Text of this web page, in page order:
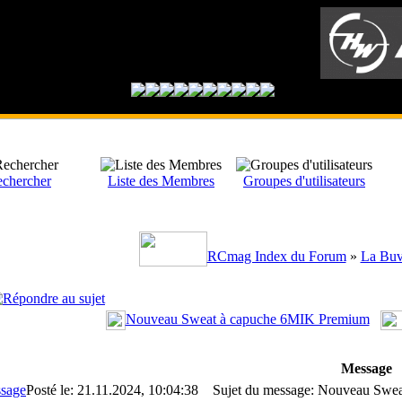
Liste des Membres Groupes d'utilisateurs
RCmag Index du Forum» La
Nouveau Sweat à capuche 6MIK Premium
Message
Posté le: 21.11.2024, 10:04:38
Sujet du message: Nouveau